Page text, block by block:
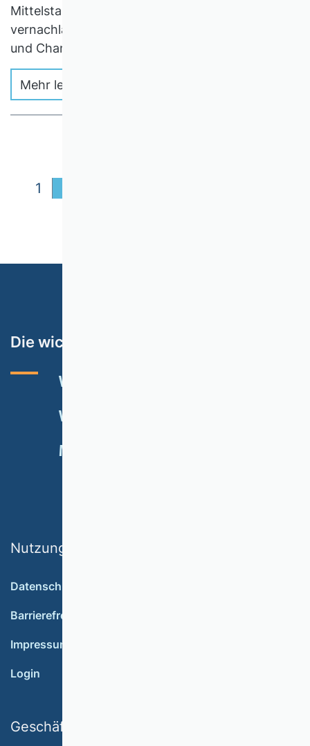
Mittelstand und Großunternehmen liegt, bisher
vernachlässigt worden. Das ist Herausforderung
und Chance für die Wissenschaft.
Mehr lesen
1
Die wichtigsten Themen
VHB-RATING 2024
VERANSTALTUNGEN
MITGLIED WERDEN
Nutzungsbedingungen
Datenschutz
Barrierefreiheit
Impressum
Login
Geschäftsstelle